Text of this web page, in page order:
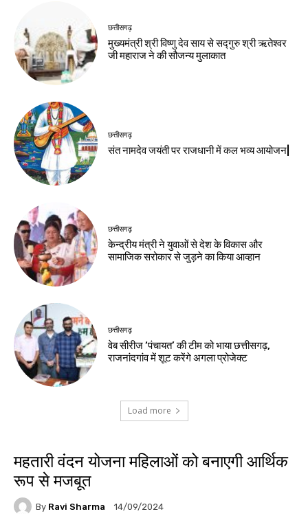
छत्तीसगढ़
मुख्यमंत्री श्री विष्णु देव साय से सद्गुरु श्री ऋतेश्वर
जी महाराज ने की सौजन्य मुलाकात
छत्तीसगढ़
संत नामदेव जयंती पर राजधानी में कल भव्य आयोजन|
छत्तीसगढ़
केन्द्रीय मंत्री ने युवाओं से देश के विकास और
सामाजिक सरोकार से जुड़ने का किया आव्हान
छत्तीसगढ़
वेब सीरीज ‘पंचायत’ की टीम को भाया छत्तीसगढ़,
राजनांदगांव में शूट करेंगे अगला प्रोजेक्ट
Load more
महतारी वंदन योजना महिलाओं को बनाएगी आर्थिक
रूप से मजबूत
By Ravi Sharma 14/09/2024